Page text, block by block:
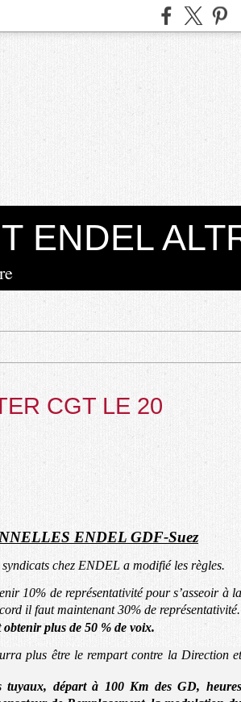
ENDEL
CGT LE 20
ENDEL GDF-Suez
chez ENDEL a modifié les règles.
10% de représentativité pour s’asseoir à la
il faut maintenant 30% de représentativité.
plus de 50 % de voix.
plus être le rempart contre la Direction et
tuyaux, départ à 100 Km des GD, heures